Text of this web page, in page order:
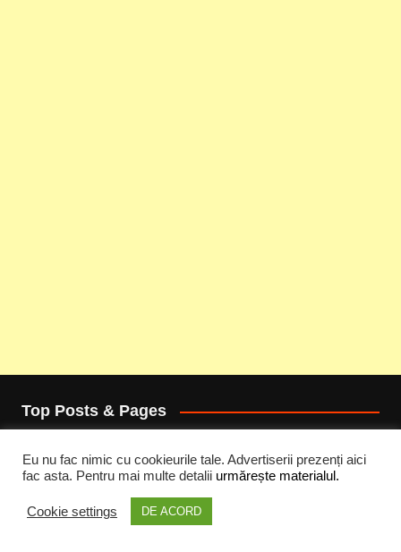
Top Posts & Pages
... .. ..
Coke Live Peninsula ziua 3
ceata
Eu nu fac nimic cu cookieurile tale. Advertiserii prezenți aici
fac asta. Pentru mai multe detalii urmărește materialul.
Cookie settings DE ACORD